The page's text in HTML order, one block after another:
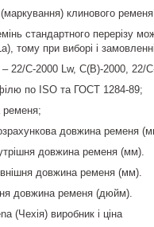
клинового
стандартного перерізу
тому при виборі і
22/C-2000 Lw, C(В)-2000, 22/
по ISO та ГОСТ 1284-89;
ременя;
довжина ременя
довжина ременя (мм).
довжина ременя (мм).
довжина ременя (дюйм).
(Чехія) виробник і ціна